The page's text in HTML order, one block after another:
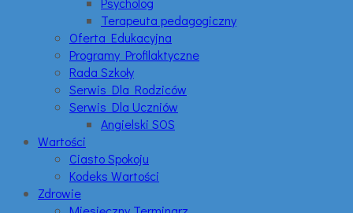
Terapeuta pedagogiczny
Oferta Edukacyjna
Programy Profilaktyczne
Rada Szkoły
Serwis Dla Rodziców
Serwis Dla Uczniów
Angielski SOS
Wartości
Ciasto Spokoju
Kodeks Wartości
Zdrowie